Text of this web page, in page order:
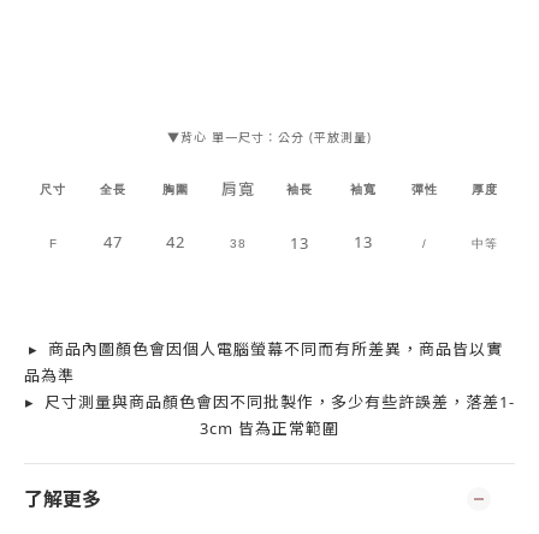
▼背心 單一尺寸：公分 (平放測量)
尺寸 全長 胸圍 肩寬 袖長 袖寬 彈性 厚度
F 47 42 38 13 13 / 中等
▸ 商品內圖顏色會因個人電腦螢幕不同而有所差異，商品皆以實
品為準
▸ 尺寸測量與商品顏色會因不同批製作，多少有些許誤差，落差1-
3cm 皆為正常範圍
了解更多